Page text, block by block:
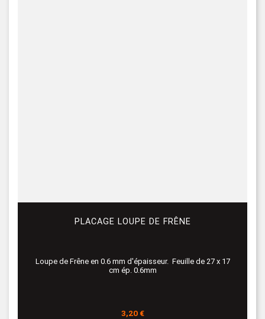
PLACAGE LOUPE DE FRÊNE
Loupe de Frêne en 0.6 mm d'épaisseur. Feuille de 27 x 17
cm ép. 0.6mm
Prix
3,20 €